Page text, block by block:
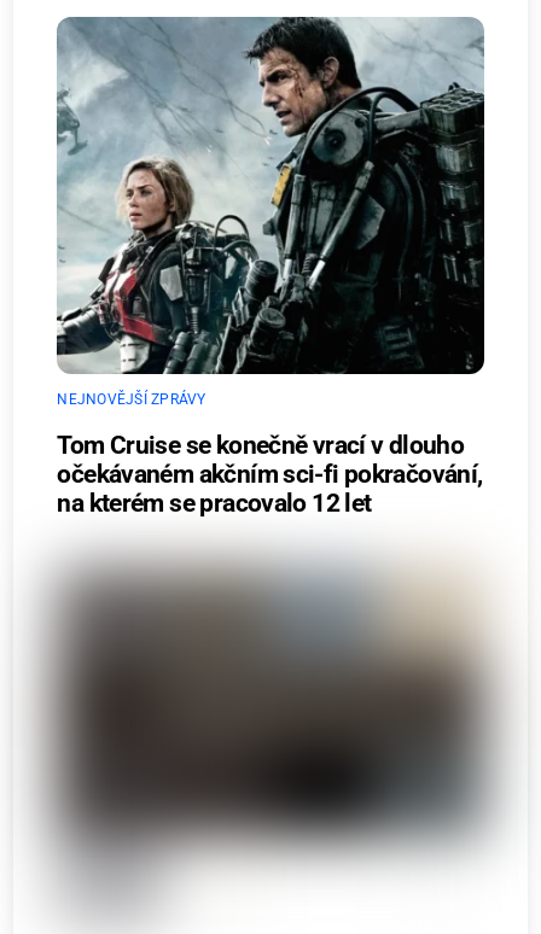
NEJNOVĚJŠÍ ZPRÁVY
Tom Cruise se konečně vrací v dlouho
očekávaném akčním sci-fi pokračování,
na kterém se pracovalo 12 let